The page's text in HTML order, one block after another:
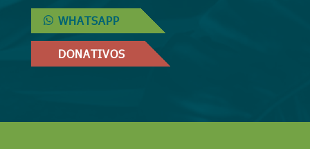
WHATSAPP
DONATIVOS